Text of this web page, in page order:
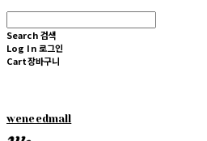
Search 검색
Log In 로그인
Cart장바구니
weneedmall